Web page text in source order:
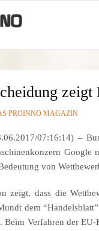
zeigt
PROINNO MAGAZIN
07:16:14) –
von
zeigt, dass die
dem
Beim Verfahren der